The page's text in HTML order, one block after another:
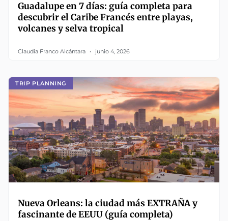
Guadalupe en 7 días: guía completa para
descubrir el Caribe Francés entre playas,
volcanes y selva tropical
Claudia Franco Alcántara junio 4, 2026
TRIP PLANNING
Nueva Orleans: la ciudad más EXTRAÑA y
fascinante de EEUU (guía completa)